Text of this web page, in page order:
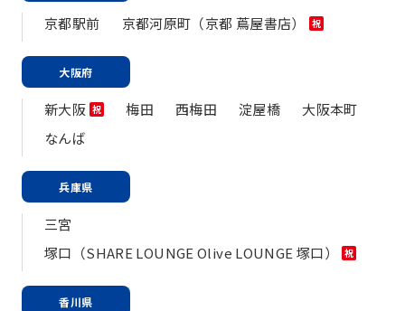
京都駅前 京都河原町（京都 蔦屋書店） 祝
大阪府
新大阪 祝 梅田 西梅田 淀屋橋
大阪本町
なんば
兵庫県
三宮
塚口（SHARE LOUNGE Olive LOUNGE 塚口）
祝
香川県